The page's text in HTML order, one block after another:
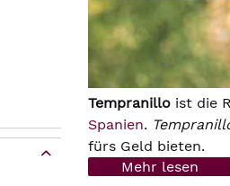
Tempranillo ist die
Spanien.
fürs Geld bieten.
Mehr lesen